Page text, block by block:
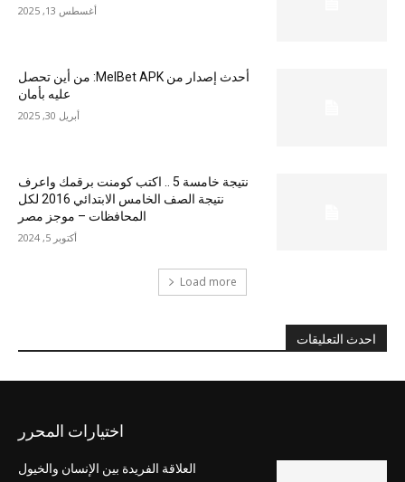
أغسطس 13, 2025
أحدث إصدار من MelBet APK: من أين تحصل
عليه بأمان
أبريل 30, 2025
نتيجة خامسة 5 .. اكتب كومنت برقمك واعرف
نتيجة الصف الخامس الابتدائي 2016 لكل
المحافظات – موجز مصر
أكتوبر 5, 2024
Load more
احدث التعليقات
اختيارات المحرر
العلاقة الفريدة بين الإنسان والخيول